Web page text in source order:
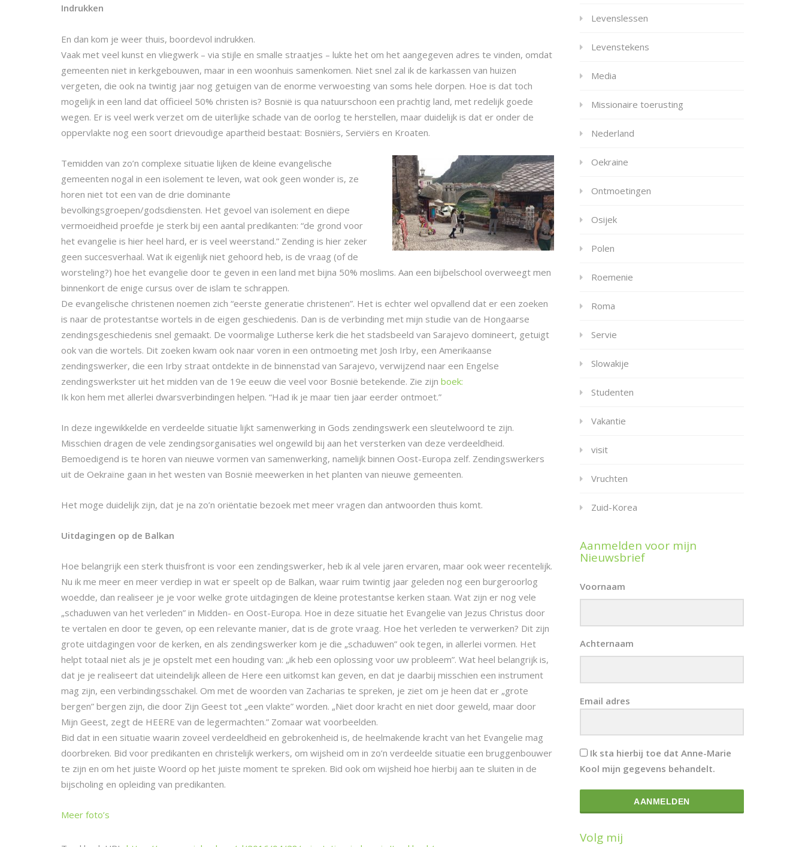
Indrukken
En dan kom je weer thuis, boordevol indrukken.
Vaak met veel kunst en vliegwerk – via stijle en smalle straatjes – lukte het om het aangegeven adres te vinden, omdat
gemeenten niet in kerkgebouwen, maar in een woonhuis samenkomen. Niet snel zal ik de karkassen van huizen
vergeten, die ook na twintig jaar nog getuigen van de enorme verwoesting van soms hele dorpen. Hoe is dat toch
mogelijk in een land dat officieel 50% christen is? Bosnië is qua natuurschoon een prachtig land, met redelijk goede
wegen. Er is veel werk verzet om de uiterlijke schade van de oorlog te herstellen, maar duidelijk is dat er onder de
oppervlakte nog een soort drievoudige apartheid bestaat: Bosniërs, Serviërs en Kroaten.
Temidden van zo’n complexe situatie lijken de kleine evangelische
gemeenten nogal in een isolement te leven, wat ook geen wonder is, ze
horen niet tot een van de drie dominante
bevolkingsgroepen/godsdiensten. Het gevoel van isolement en diepe
vermoeidheid proefde je sterk bij een aantal predikanten: “de grond voor
het evangelie is hier heel hard, er is veel weerstand.” Zending is hier zeker
geen succesverhaal. Wat ik eigenlijk niet gehoord heb, is de vraag (of de
worsteling?) hoe het evangelie door te geven in een land met bijna 50% moslims. Aan een bijbelschool overweegt men
binnenkort de enige cursus over de islam te schrappen.
De evangelische christenen noemen zich “eerste generatie christenen”. Het is echter wel opvallend dat er een zoeken
is naar de protestantse wortels in de eigen geschiedenis. Dan is de verbinding met mijn studie van de Hongaarse
zendingsgeschiedenis snel gemaakt. De voormalige Lutherse kerk die het stadsbeeld van Sarajevo domineert, getuigt
ook van die wortels. Dit zoeken kwam ook naar voren in een ontmoeting met Josh Irby, een Amerikaanse
zendingswerker, die een Irby straat ontdekte in de binnenstad van Sarajevo, verwijzend naar een Engelse
zendingswerkster uit het midden van de 19e eeuw die veel voor Bosnië betekende. Zie zijn boek:
Ik kon hem met allerlei dwarsverbindingen helpen. “Had ik je maar tien jaar eerder ontmoet.”
In deze ingewikkelde en verdeelde situatie lijkt samenwerking in Gods zendingswerk een sleutelwoord te zijn.
Misschien dragen de vele zendingsorganisaties wel ongewild bij aan het versterken van deze verdeeldheid.
Bemoedigend is te horen van nieuwe vormen van samenwerking, namelijk binnen Oost-Europa zelf. Zendingswerkers
uit de Oekraïne gaan in het westen van Bosnië meewerken in het planten van nieuwe gemeenten.
Het moge duidelijk zijn, dat je na zo’n oriëntatie bezoek met meer vragen dan antwoorden thuis komt.
Uitdagingen op de Balkan
Hoe belangrijk een sterk thuisfront is voor een zendingswerker, heb ik al vele jaren ervaren, maar ook weer recentelijk.
Nu ik me meer en meer verdiep in wat er speelt op de Balkan, waar ruim twintig jaar geleden nog een burgeroorlog
woedde, dan realiseer je je voor welke grote uitdagingen de kleine protestantse kerken staan. Wat zijn er nog vele
„schaduwen van het verleden” in Midden- en Oost-Europa. Hoe in deze situatie het Evangelie van Jezus Christus door
te vertalen en door te geven, op een relevante manier, dat is de grote vraag. Hoe het verleden te verwerken? Dit zijn
grote uitdagingen voor de kerken, en als zendingswerker kom je die „schaduwen” ook tegen, in allerlei vormen. Het
helpt totaal niet als je je opstelt met een houding van: „ik heb een oplossing voor uw probleem”. Wat heel belangrijk is,
dat je je realiseert dat uiteindelijk alleen de Here een uitkomst kan geven, en dat je daarbij misschien een instrument
mag zijn, een verbindingsschakel. Om met de woorden van Zacharias te spreken, je ziet om je heen dat er „grote
bergen” bergen zijn, die door Zijn Geest tot „een vlakte” worden. „Niet door kracht en niet door geweld, maar door
Mijn Geest, zegt de HEERE van de legermachten.” Zomaar wat voorbeelden.
Bid dat in een situatie waarin zoveel verdeeldheid en gebrokenheid is, de heelmakende kracht van het Evangelie mag
doorbreken. Bid voor predikanten en christelijk werkers, om wijsheid om in zo’n verdeelde situatie een bruggenbouwer
te zijn en om het juiste Woord op het juiste moment te spreken. Bid ook om wijsheid hoe hierbij aan te sluiten in de
bijscholing en opleiding van predikanten.
Meer foto’s
Levenslessen
Levenstekens
Media
Missionaire toerusting
Nederland
Oekraine
Ontmoetingen
Osijek
Polen
Roemenie
Roma
Servie
Slowakije
Studenten
Vakantie
visit
Vruchten
Zuid-Korea
Aanmelden voor mijn
Nieuwsbrief
Voornaam
Achternaam
Email adres
Ik sta hierbij toe dat Anne-Marie
Kool mijn gegevens behandelt.
AANMELDEN
Volg mij